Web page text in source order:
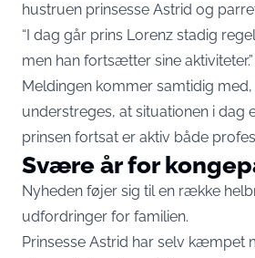
hustruen prinsesse Astrid og
“I dag går prins Lorenz stadig
men han fortsætter sine aktiviteter.”
Meldingen kommer samtidig
understreges, at situationen i dag
prinsen fortsat er aktiv både
Svære år for
Nyheden føjer sig til en række
udfordringer for familien.
Prinsesse Astrid har selv kæmpet